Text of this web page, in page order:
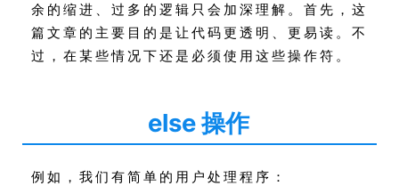
余的缩进、过多的逻辑只会加深理解。首先，这
篇文章的主要目的是让代码更透明、更易读。不
过，在某些情况下还是必须使用这些操作符。
else 操作
例如，我们有简单的用户处理程序：